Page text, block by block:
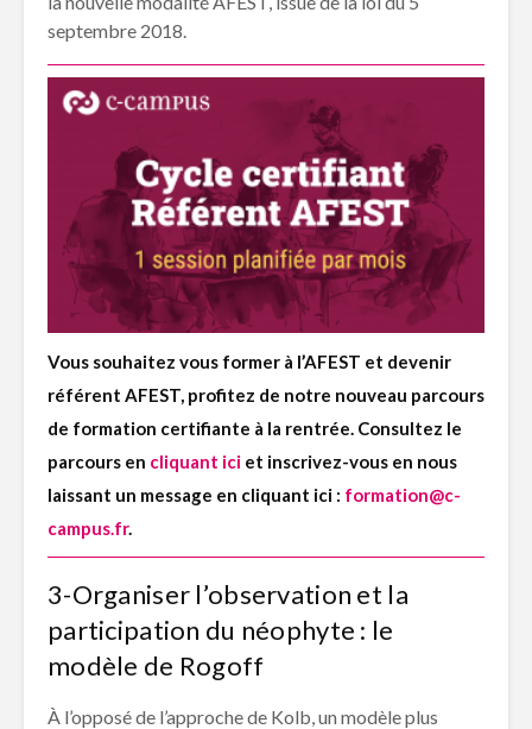
septembre 2018.
Vous souhaitez vous former à l’AFEST et devenir
référent AFEST, profitez de notre nouveau parcours
de formation certifiante à la rentrée. Consultez le
parcours en cliquant ici et inscrivez-vous en nous
laissant un message en cliquant ici : formation@c-
campus.fr.
3-Organiser l’observation et la
participation du néophyte : le
modèle de Rogoff
À l’opposé de l’approche de Kolb, un modèle plus